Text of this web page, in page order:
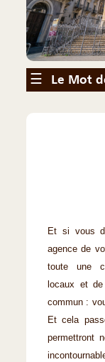
☰
Le Mot
Et si vous
agence de
toute une
locaux et
commun :
Et cela
permettront